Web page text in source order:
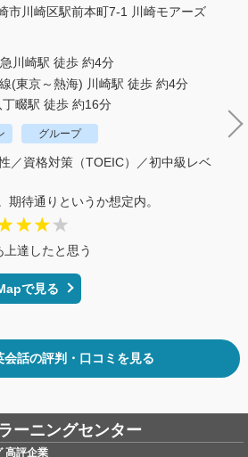
市川崎区駅前本町7-1 川崎モアーズ
川崎駅 徒歩 約4分
(東京～熱海) 川崎駅 徒歩 約4分
畷駅 徒歩 約16分
グループ
／資格対策（TOEIC）／初中級レベ
期待通りというか想定内。
上達したと思う
で見る
会話の評判・口コミを見る
ーニングセンター
高評企業